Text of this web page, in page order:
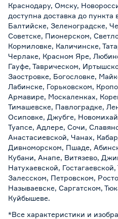
Краснодару, Омску,
доступна доставка до пункта
Балтийске, Зеленоградске,
Советске, Пионерском,
Кормиловке, Каличинске,
Черлаке, Красном Яре,
Гауфе, Таврическом,
Заостровке, Богословке,
Лабинске, Горьковском,
Армавире, Москаленках,
Тимашевске, Павлоградке,
Осиповке, Джубге,
Туапсе, Адлере, Сочи,
Анастасиевской, Чанах,
Дивноморском, Пшаде,
Кубани, Анапе, Витязево,
Натухаевской,
Залесском, Петровском,
Называевске, Саргатском,
Куйбышеве.
*Все характеристики и